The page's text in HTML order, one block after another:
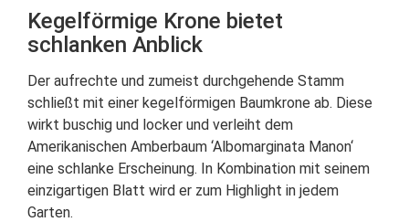
Kegelförmige Krone bietet
schlanken Anblick
Der aufrechte und zumeist durchgehende Stamm
schließt mit einer kegelförmigen Baumkrone ab. Diese
wirkt buschig und locker und verleiht dem
Amerikanischen Amberbaum ‘Albomarginata Manon‘
eine schlanke Erscheinung. In Kombination mit seinem
einzigartigen Blatt wird er zum Highlight in jedem
Garten.